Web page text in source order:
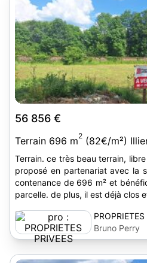
56 856 €
Terrain 696 m2 (82€/m²)
Terrain. ce très beau terrain,
proposé en partenariat avec la
contenance de 696 m² et
PROPRIETES
PRIVEES
Bruno Perry